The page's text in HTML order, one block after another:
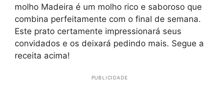
molho Madeira é um molho rico e saboroso que
combina perfeitamente com o final de semana.
Este prato certamente impressionará seus
convidados e os deixará pedindo mais. Segue a
receita acima!
PUBLICIDADE